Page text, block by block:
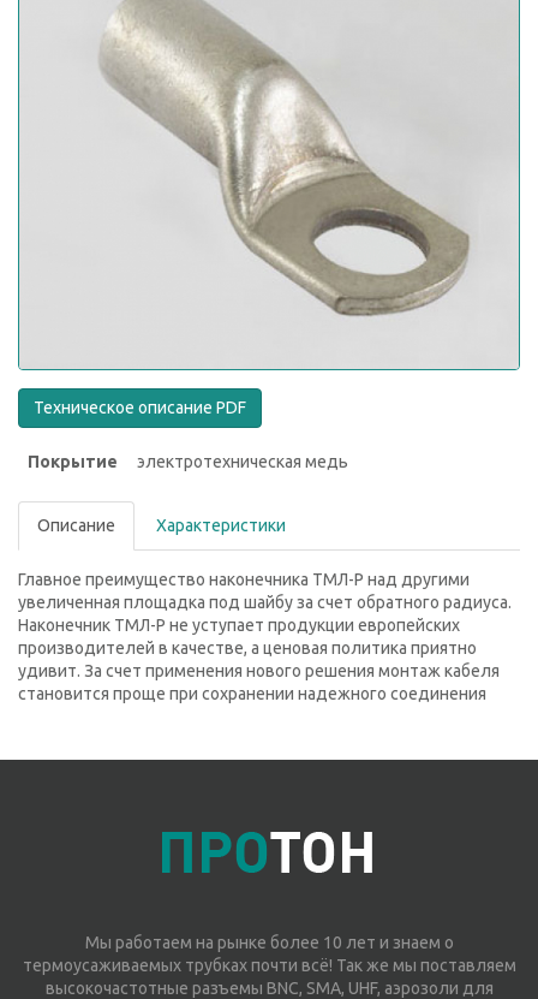
Техническое описание PDF
Покрытие электротехническая медь
Описание Характеристики
Главное преимущество наконечника ТМЛ-Р над другими
увеличенная площадка под шайбу за счет обратного радиуса.
Наконечник ТМЛ-Р не уступает продукции европейских
производителей в качестве, а ценовая политика приятно
удивит. За счет применения нового решения монтаж кабеля
становится проще при сохранении надежного соединения
Мы работаем на рынке более 10 лет и знаем о
термоусаживаемых трубках почти всё! Так же мы поставляем
высокочастотные разъемы BNC, SMA, UHF, аэрозоли для